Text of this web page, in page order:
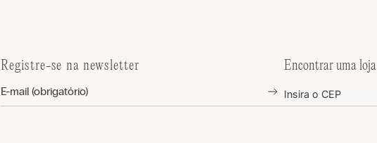
Registre-se na newsletter Encontrar uma loja